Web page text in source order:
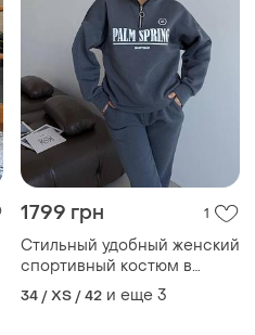
1799 грн 1
Стильный удобный женский
спортивный костюм в
трендовых цветах 🤎🤍🩷
34 / XS / 42 и еще 3